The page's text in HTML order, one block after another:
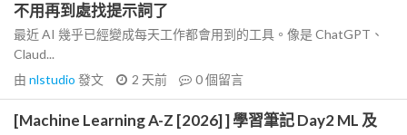
不用再到處找提示詞了
最近 AI 幾乎已經變成每天工作都會用到的工具。像是 ChatGPT、
Claud...
由 nlstudio 發文 2 天前 0個留言
[Machine Learning A-Z [2026] ] 學習筆記 Day2 ML 及